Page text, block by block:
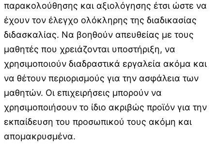
παρακολούθησης και αξιολόγησης έτσι ώστε να
έχουν τον έλεγχο ολόκληρης της διαδικασίας
διδασκαλίας. Να βοηθούν απευθείας με τους
μαθητές που χρειάζονται υποστήριξη, να
χρησιμοποιούν διαδραστικά εργαλεία ακόμα και
να θέτουν περιορισμούς για την ασφάλεια των
μαθητών. Οι επιχειρήσεις μπορούν να
χρησιμοποιήσουν το ίδιο ακριβώς προϊόν για την
εκπαίδευση του προσωπικού τους ακόμη και
απομακρυσμένα.